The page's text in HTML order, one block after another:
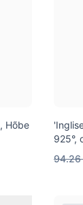
Hõbe
925°,
94.26